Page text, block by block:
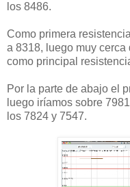
los 8486.
Como primera
a 8318, luego muy
como principal
Por la parte de abajo el
luego iríamos sobre
los 7824 y 7547.